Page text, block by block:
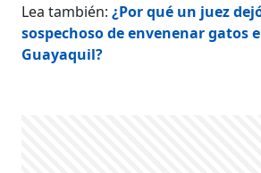
Lea también:¿Por qué un juez
sospechoso de envenenar gatos
Guayaquil?